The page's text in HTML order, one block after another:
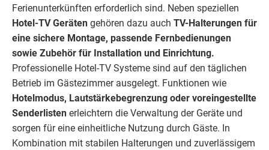
Ferienunterkünften erforderlich sind. Neben speziellen
Hotel-TV Geräten gehören dazu auch TV-Halterungen für
eine sichere Montage, passende Fernbedienungen
sowie Zubehör für Installation und Einrichtung.
Professionelle Hotel-TV Systeme sind auf den täglichen
Betrieb im Gästezimmer ausgelegt. Funktionen wie
Hotelmodus, Lautstärkebegrenzung oder voreingestellte
Senderlisten erleichtern die Verwaltung der Geräte und
sorgen für eine einheitliche Nutzung durch Gäste. In
Kombination mit stabilen Halterungen und zuverlässigem